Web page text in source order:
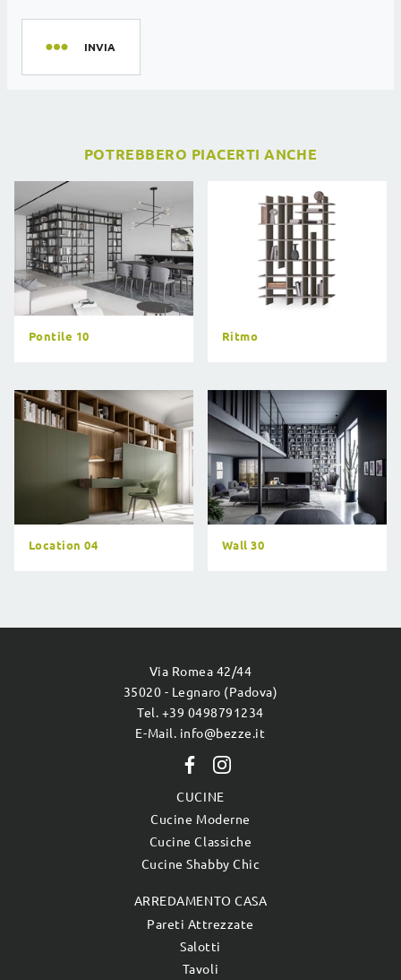
INVIA
POTREBBERO PIACERTI ANCHE
Pontile 10 Ritmo
Location 04 Wall 30
Via Romea 42/44
35020 - Legnaro (Padova)
Tel. +39 0498791234
E-Mail. info@bezze.it
CUCINE
Cucine Moderne
Cucine Classiche
Cucine Shabby Chic
ARREDAMENTO CASA
Pareti Attrezzate
Salotti
Tavoli